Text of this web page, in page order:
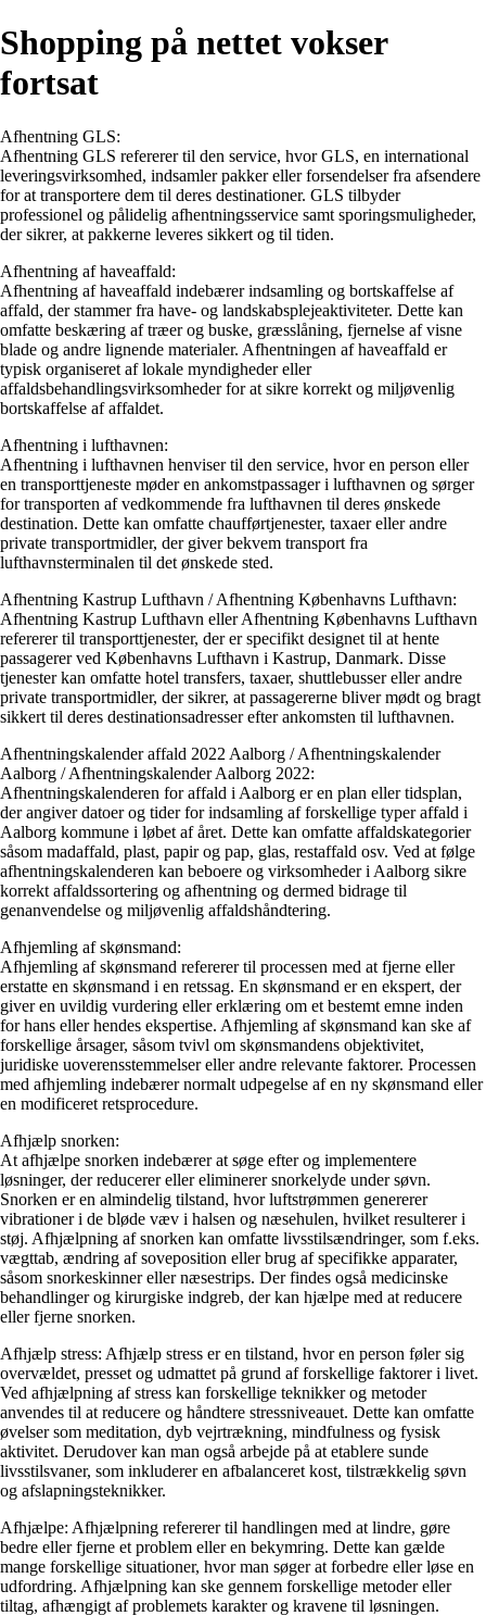
Shopping på nettet vokser
fortsat
Afhentning GLS:
Afhentning GLS refererer til den service, hvor GLS, en international
leveringsvirksomhed, indsamler pakker eller forsendelser fra afsendere
for at transportere dem til deres destinationer. GLS tilbyder
professionel og pålidelig afhentningsservice samt sporingsmuligheder,
der sikrer, at pakkerne leveres sikkert og til tiden.
Afhentning af haveaffald:
Afhentning af haveaffald indebærer indsamling og bortskaffelse af
affald, der stammer fra have- og landskabsplejeaktiviteter. Dette kan
omfatte beskæring af træer og buske, græsslåning, fjernelse af visne
blade og andre lignende materialer. Afhentningen af haveaffald er
typisk organiseret af lokale myndigheder eller
affaldsbehandlingsvirksomheder for at sikre korrekt og miljøvenlig
bortskaffelse af affaldet.
Afhentning i lufthavnen:
Afhentning i lufthavnen henviser til den service, hvor en person eller
en transporttjeneste møder en ankomstpassager i lufthavnen og sørger
for transporten af vedkommende fra lufthavnen til deres ønskede
destination. Dette kan omfatte chaufførtjenester, taxaer eller andre
private transportmidler, der giver bekvem transport fra
lufthavnsterminalen til det ønskede sted.
Afhentning Kastrup Lufthavn / Afhentning Københavns Lufthavn:
Afhentning Kastrup Lufthavn eller Afhentning Københavns Lufthavn
refererer til transporttjenester, der er specifikt designet til at hente
passagerer ved Københavns Lufthavn i Kastrup, Danmark. Disse
tjenester kan omfatte hotel transfers, taxaer, shuttlebusser eller andre
private transportmidler, der sikrer, at passagererne bliver mødt og bragt
sikkert til deres destinationsadresser efter ankomsten til lufthavnen.
Afhentningskalender affald 2022 Aalborg / Afhentningskalender
Aalborg / Afhentningskalender Aalborg 2022:
Afhentningskalenderen for affald i Aalborg er en plan eller tidsplan,
der angiver datoer og tider for indsamling af forskellige typer affald i
Aalborg kommune i løbet af året. Dette kan omfatte affaldskategorier
såsom madaffald, plast, papir og pap, glas, restaffald osv. Ved at følge
afhentningskalenderen kan beboere og virksomheder i Aalborg sikre
korrekt affaldssortering og afhentning og dermed bidrage til
genanvendelse og miljøvenlig affaldshåndtering.
Afhjemling af skønsmand:
Afhjemling af skønsmand refererer til processen med at fjerne eller
erstatte en skønsmand i en retssag. En skønsmand er en ekspert, der
giver en uvildig vurdering eller erklæring om et bestemt emne inden
for hans eller hendes ekspertise. Afhjemling af skønsmand kan ske af
forskellige årsager, såsom tvivl om skønsmandens objektivitet,
juridiske uoverensstemmelser eller andre relevante faktorer. Processen
med afhjemling indebærer normalt udpegelse af en ny skønsmand eller
en modificeret retsprocedure.
Afhjælp snorken:
At afhjælpe snorken indebærer at søge efter og implementere
løsninger, der reducerer eller eliminerer snorkelyde under søvn.
Snorken er en almindelig tilstand, hvor luftstrømmen genererer
vibrationer i de bløde væv i halsen og næsehulen, hvilket resulterer i
støj. Afhjælpning af snorken kan omfatte livsstilsændringer, som f.eks.
vægttab, ændring af soveposition eller brug af specifikke apparater,
såsom snorkeskinner eller næsestrips. Der findes også medicinske
behandlinger og kirurgiske indgreb, der kan hjælpe med at reducere
eller fjerne snorken.
Afhjælp stress: Afhjælp stress er en tilstand, hvor en person føler sig
overvældet, presset og udmattet på grund af forskellige faktorer i livet.
Ved afhjælpning af stress kan forskellige teknikker og metoder
anvendes til at reducere og håndtere stressniveauet. Dette kan omfatte
øvelser som meditation, dyb vejrtrækning, mindfulness og fysisk
aktivitet. Derudover kan man også arbejde på at etablere sunde
livsstilsvaner, som inkluderer en afbalanceret kost, tilstrækkelig søvn
og afslapningsteknikker.
Afhjælpe: Afhjælpning refererer til handlingen med at lindre, gøre
bedre eller fjerne et problem eller en bekymring. Dette kan gælde
mange forskellige situationer, hvor man søger at forbedre eller løse en
udfordring. Afhjælpning kan ske gennem forskellige metoder eller
tiltag, afhængigt af problemets karakter og kravene til løsningen.